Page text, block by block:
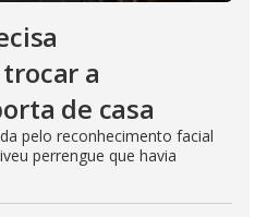
a
de casa
pelo reconhecimento facial
perrengue que havia